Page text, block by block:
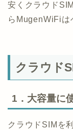
安くクラウド
らMugenWiFiは
クラウド
1．大容量に
クラウドSIMを